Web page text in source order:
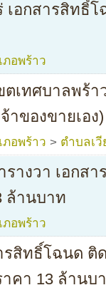
เอกสารสิทธิ์
ภอพร้าว
เทศบาลพร้า
าของขายเอง)
ภอพร้าว > ตำบลเวี
รางวา เอกส
ล้านบาท
ภอพร้าว
รสิทธิ์โฉนด ติ
าคา 13 ล้านบ